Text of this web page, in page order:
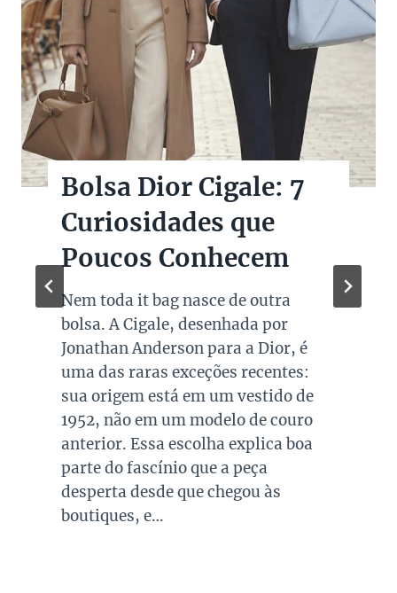
Bolsas Pretas de
Marcas de Luxo na
Super Sale dos Pais
Quando falamos de cores de bolsas,
os modelos em preto são os mais
queridos e tradicionais, estando
presente no guarda roupa de quase
todas as mulheres. Esta é uma cor
versátil, clássica e atemporal e
investir em peças neste tom garante
combinações para quase todo look
que usamos, sejam eles para
ocasiões casuais ou mais…